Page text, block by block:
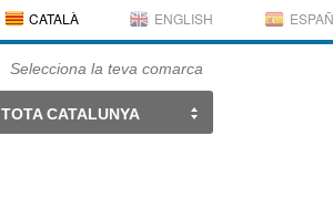
CATALÀ ENGLISH
Selecciona la teva comarca
TOTA CATALUNYA